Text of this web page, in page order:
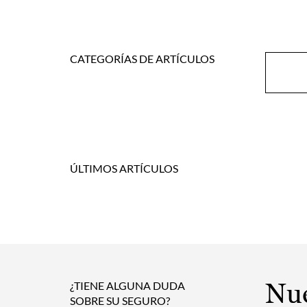
CATEGORÍAS DE ARTÍCULOS
ÚLTIMOS ARTÍCULOS
¿TIENE ALGUNA DUDA
SOBRE SU SEGURO?